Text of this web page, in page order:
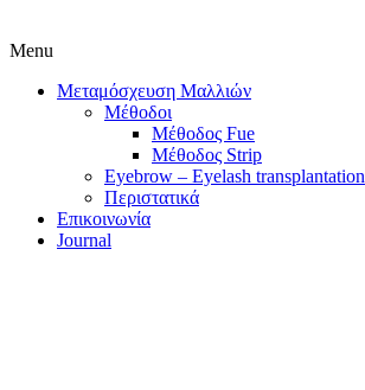
Menu
Μεταμόσχευση Μαλλιών
Μέθοδοι
Μέθοδος Fue
Μέθοδος Strip
Eyebrow – Eyelash transplantation
Περιστατικά
Επικοινωνία
Journal